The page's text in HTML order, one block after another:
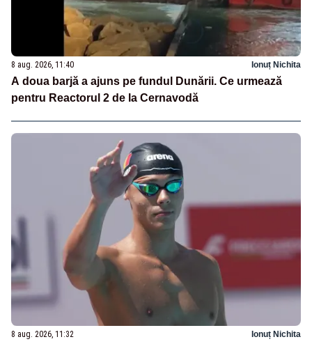
8 aug. 2026, 11:40 Ionuț Nichita
A doua barjă a ajuns pe fundul Dunării. Ce urmează
pentru Reactorul 2 de la Cernavodă
8 aug. 2026, 11:32 Ionuț Nichita